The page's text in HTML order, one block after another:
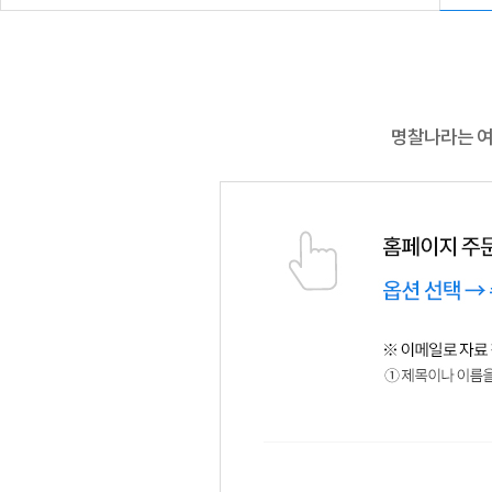
명찰나라는